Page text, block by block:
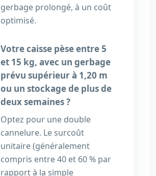
gerbage prolongé, à un coût
optimisé.
Votre caisse pèse entre 5
et 15 kg, avec un gerbage
prévu supérieur à 1,20 m
ou un stockage de plus de
deux semaines ?
Optez pour une double
cannelure. Le surcoût
unitaire (généralement
compris entre 40 et 60 % par
rapport à la simple